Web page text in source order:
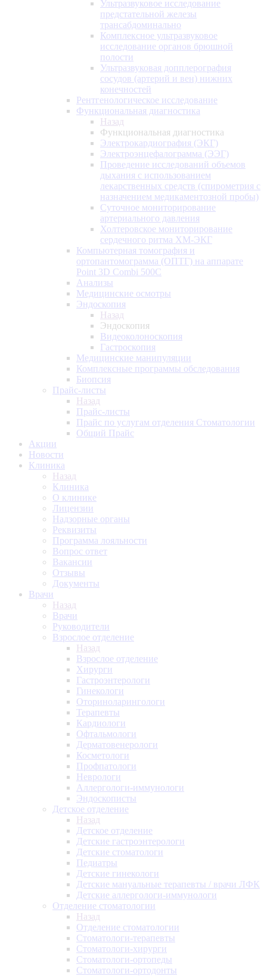
Ультразвуковое исследование
предстательной железы
трансабдоминально
Комплексное ультразвуковое
исследование органов брюшной
полости
Ультразвуковая допплерография
сосудов (артерий и вен) нижних
конечностей
Рентгенологическое исследование
Функциональная диагностика
Назад
Функциональная диагностика
Электрокардиография (ЭКГ)
Электроэнцефалограмма (ЭЭГ)
Проведение исследований объемов
дыхания с использованием
лекарственных средств (спирометрия с
назначением медикаментозной пробы)
Суточное мониторирование
артериального давления
Холтеровское мониторирование
сердечного ритма ХМ-ЭКГ
Компьютерная томография и
ортопантомограмма (ОПТГ) на аппарате
Point 3D Combi 500C
Анализы
Медицинские осмотры
Эндоскопия
Назад
Эндоскопия
Видеоколоноскопия
Гастроскопия
Медицинские манипуляции
Комплексные программы обследования
Биопсия
Прайс-листы
Назад
Прайс-листы
Прайс по услугам отделения Стоматологии
Общий Прайс
Акции
Новости
Клиника
Назад
Клиника
О клинике
Лицензии
Надзорные органы
Реквизиты
Программа лояльности
Вопрос ответ
Вакансии
Отзывы
Документы
Врачи
Назад
Врачи
Руководители
Взрослое отделение
Назад
Взрослое отделение
Хирурги
Гастроэнтерологи
Гинекологи
Оториноларингологи
Терапевты
Кардиологи
Офтальмологи
Дерматовенерологи
Косметологи
Профпатологи
Неврологи
Аллергологи-иммунологи
Эндоскописты
Детское отделение
Назад
Детское отделение
Детские гастроэнтерологи
Детские стоматологи
Педиатры
Детские гинекологи
Детские мануальные терапевты / врачи ЛФК
Детские аллергологи-иммунологи
Отделение стоматологии
Назад
Отделение стоматологии
Стоматологи-терапевты
Стоматологи-хирурги
Стоматологи-ортопеды
Стоматологи-ортодонты